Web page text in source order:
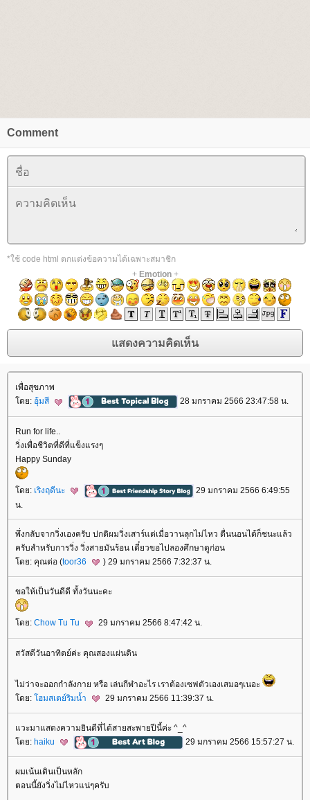
Comment
*ใช้ code html ตกแต่งข้อความได้เฉพาะสมาชิก
+ Emotion+
เพื่อสุขภาพ
ดย: อุ้มสี 28 มกราคม 2566 23:47:58 น.
Run for life..
วิ่งเพื่อชีวิตที่ดีที่แข็งแรงๆ
Happy Sunday
ดย: เริงฤดีนะ
29 มกราคม 2566 6:49:55
น.
พึ่งกลับจากวิ่งเองครับ ปกติผมวิ่งเสาร์แต่เมื่อวานลุกไม่ไหว ตื่นนอนได้ก็ชนะแล้ว
ครับสำหรับการวิ่ง วิ่งสายมันร้อน เดี๋ยวขอไปลองศึกษาดูก่อน
ดย: คุณต่อ (toor36 ) 29 มกราคม 2566 7:32:37 น.
ขอให้เป็นวันดีดี ทั้งวันนะคะ
ดย: Chow Tu Tu 29 มกราคม 2566 8:47:42 น.
สวัสดีวันอาทิตย์ค่ะ คุณสองแผ่นดิน
ไม่ว่าจะออกกำลังกาย หรือ เล่นกีฬาอะไร เราต้องเซฟตัวเองเสมอๆเนอะ
ดย: ฮมสเตย์ริมน้ำ 29 มกราคม 2566 11:39:37 น.
วะมาแสดงความยินดีที่ได้สายสะพายปีนี้ค่ะ ^_^
ดย: haiku 29 มกราคม 2566 15:57:27 น.
ผมเน้นเดินเป็นหลัก
ตอนนี้ยังวิ่งไม่ไหวแน่ๆครับ